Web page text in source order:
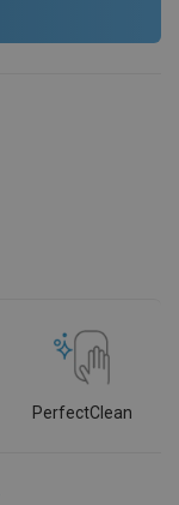
PerfectClean